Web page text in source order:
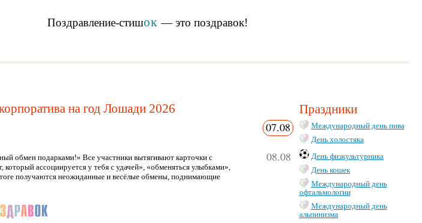
Поздравление-стишок — это поздравок!
на год Лошади 2026
обмен подарками!» Все участники вытягивают карточки с
ассоциируется у тебя с удачей», «обменяться улыбками»,
получаются неожиданные и весёлые обмены, поднимающие
Праздники
07.08
Международный день пива
День холостяка
08.08
День физкультурника
День кошек
Международный день
офтальмологии
Международный день
альпинизма